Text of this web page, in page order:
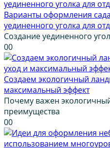
Варианты оформления
уединенного уголка для
Создание уединенного
00
Создаем экологичный
максимальный эффект
Почему важен
преимущества
00